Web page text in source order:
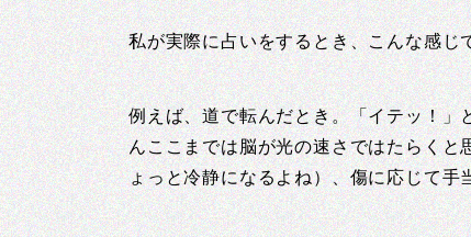
私が実際に占いをするとき、こんな感
例えば、道で転んだとき。「イテッ！
んここまでは脳が光の速さではたらく
ょっと冷静になるよね）、傷に応じて手